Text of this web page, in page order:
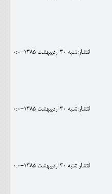
انتشار:شنبه 30 ارديبهشت 1385-0:0
انتشار:شنبه 30 ارديبهشت 1385-0:0
انتشار:شنبه 30 ارديبهشت 1385-0:0